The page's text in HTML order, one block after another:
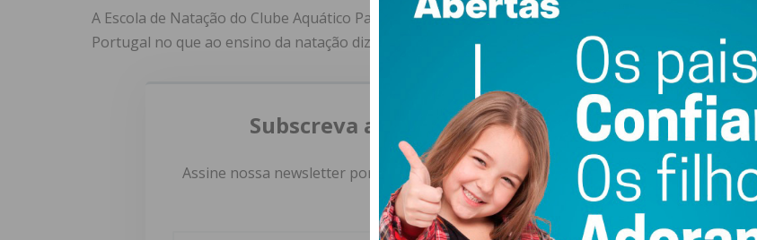
A Escola de Natação do Clube Aquático Pacense reforça assim o seu estatuto de escola de
Portugal no que ao ensino da natação diz respeito.
Subscreva a newsletter do Imediato
Assine nossa newsletter por e-mail e obtenha de forma regular a informação
atualizada.